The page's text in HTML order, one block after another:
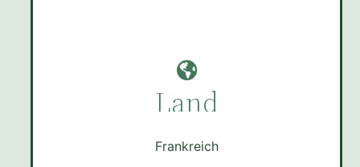
Land
Frankreich